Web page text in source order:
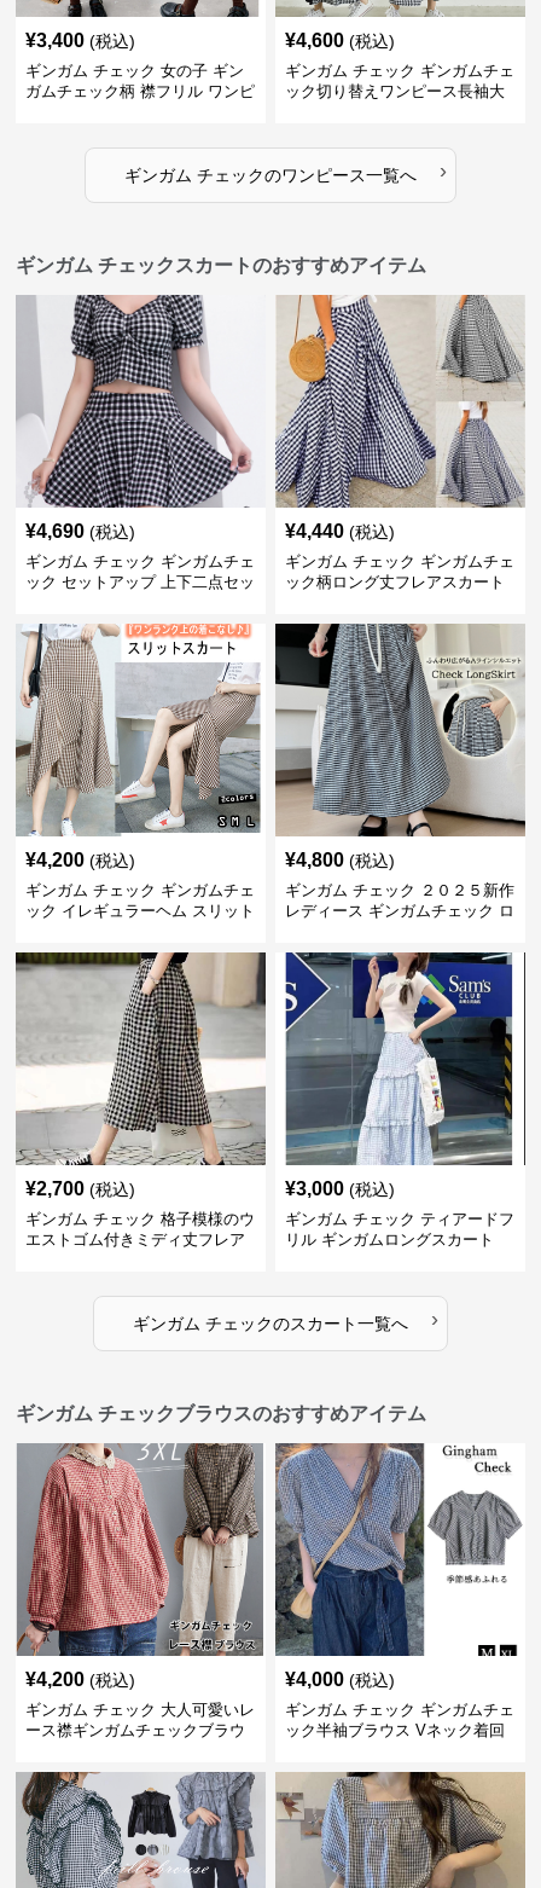
¥3,400 (税込)
ギンガム チェック 女の子 ギン
ガムチェック柄 襟フリル ワンピ
¥4,600 (税込)
ギンガム チェック ギンガムチェ
ック切り替えワンピース長袖大
ギンガム チェックのワンピース一覧へ ›
ギンガム チェックスカートのおすすめアイテム
¥4,690 (税込)
ギンガム チェック ギンガムチェ
ック セットアップ 上下二点セッ
¥4,440 (税込)
ギンガム チェック ギンガムチェ
ック柄ロング丈フレアスカート
¥4,200 (税込)
ギンガム チェック ギンガムチェ
ック イレギュラーヘム スリット
¥4,800 (税込)
ギンガム チェック ２０２５新作
レディース ギンガムチェック ロ
¥2,700 (税込)
ギンガム チェック 格子模様のウ
エストゴム付きミディ丈フレア
¥3,000 (税込)
ギンガム チェック ティアードフ
リル ギンガムロングスカート
ギンガム チェックのスカート一覧へ ›
ギンガム チェックブラウスのおすすめアイテム
¥4,200 (税込)
ギンガム チェック 大人可愛いレ
ース襟ギンガムチェックブラウ
¥4,000 (税込)
ギンガム チェック ギンガムチェ
ック半袖ブラウス Vネック着回